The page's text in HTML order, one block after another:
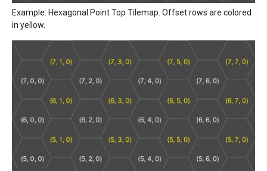
Example: Hexagonal Point Top Tilemap. Offset rows are colored
in yellow.